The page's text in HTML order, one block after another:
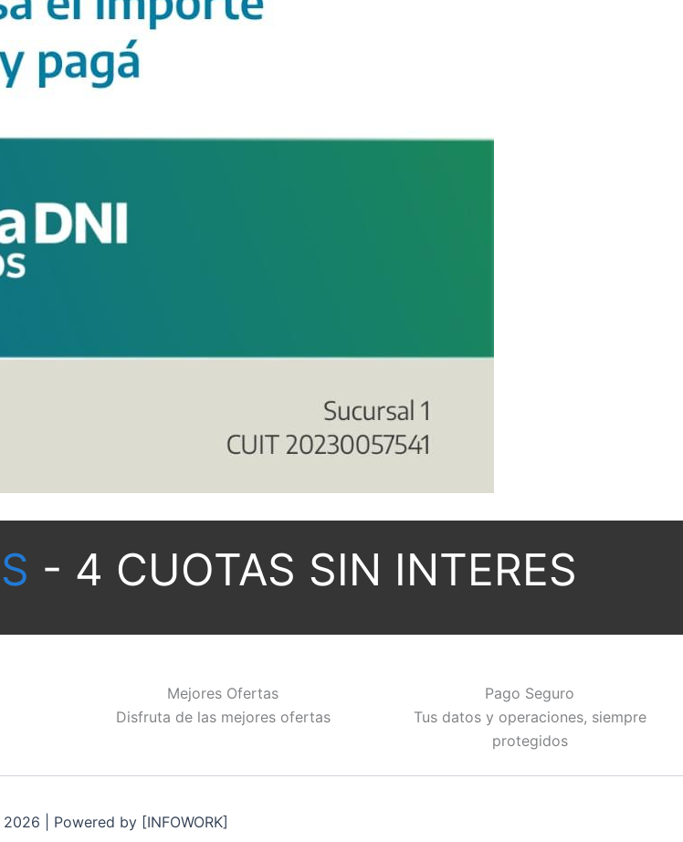
- 4 CUOTAS SIN INTERES
Mejores Ofertas
Disfruta de las mejores ofertas
Pago Seguro
Tus datos y operaciones, siempre
protegidos
| Powered by [INFOWORK]